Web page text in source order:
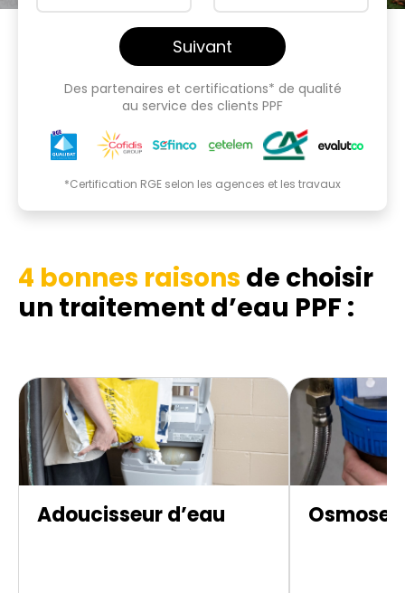
Suivant
Des partenaires et certifications* de qualité
au service des clients PPF
*Certification RGE selon les agences et les travaux
4 bonnes raisons de choisir
un traitement d’eau PPF :
Adoucisseur d’eau